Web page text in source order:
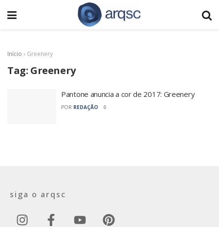
Início › Greenery
Tag: Greenery
Pantone anuncia a cor de 2017: Greenery
POR REDAÇÃO 0
siga o arqsc